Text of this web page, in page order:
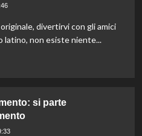
divertirvi con gli amici
latino, non esiste niente...
si parte